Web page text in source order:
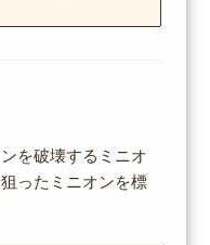
を破壊するミニオ
ったミニオンを標